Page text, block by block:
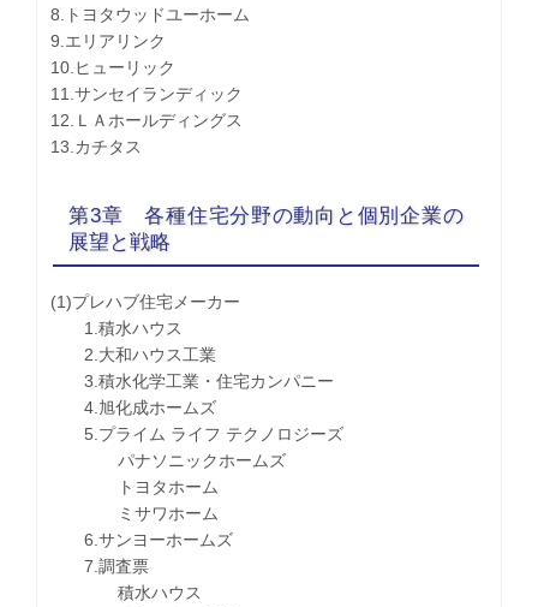
8.トヨタウッドユーホーム
9.エリアリンク
10.ヒューリック
11.サンセイランディック
12.ＬＡホールディングス
13.カチタス
第3章 各種住宅分野の動向と個別企業の
展望と戦略
(1)プレハブ住宅メーカー
1.積水ハウス
2.大和ハウス工業
3.積水化学工業・住宅カンパニー
4.旭化成ホームズ
5.プライム ライフ テクノロジーズ
パナソニックホームズ
トヨタホーム
ミサワホーム
6.サンヨーホームズ
7.調査票
積水ハウス